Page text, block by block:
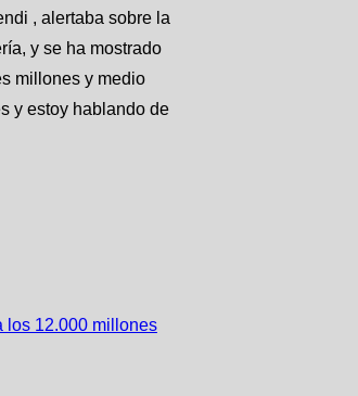
, alertaba sobre la
y se ha mostrado
millones y medio
y estoy hablando de
los 12.000 millones